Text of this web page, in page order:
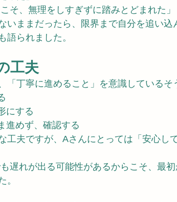
そ、無理をしすぎずに踏みとどまれた」
いままだったら、限界まで自分を追い
られました。
工夫
「丁寧に進めること」を意識しているそ
にする
進めず、確認する
工夫ですが、Aさんにとっては「安心し
遅れが出る可能性があるからこそ、最
。